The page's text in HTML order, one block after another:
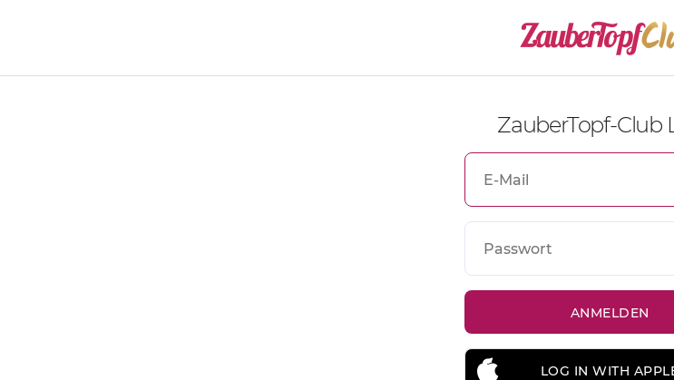
ZauberTopf-Club
LOG IN WITH